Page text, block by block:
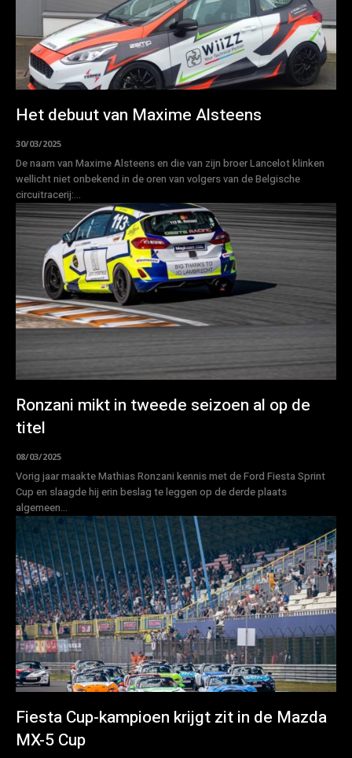
Het debuut van Maxime Alsteens
30/03/2025
De naam van Maxime Alsteens en die van zijn broer Lancelot klinken
wellicht niet onbekend in de oren van volgers van de Belgische
circuitracerij:...
Ronzani mikt in tweede seizoen al op de
titel
08/03/2025
Vorig jaar maakte Mathias Ronzani kennis met de Ford Fiesta Sprint
Cup en slaagde hij erin beslag te leggen op de derde plaats
algemeen...
Fiesta Cup-kampioen krijgt zit in de Mazda
MX-5 Cup